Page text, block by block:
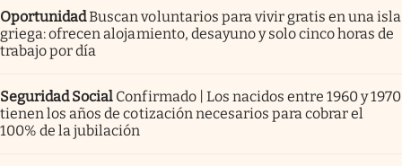
OportunidadBuscan voluntarios para vivir gratis en una isla
griega: ofrecen alojamiento, desayuno y solo cinco horas de
trabajo por día
Seguridad Social Confirmado | Los nacidos entre 1960 y 1970
tienen los años de cotización necesarios para cobrar el
100% de la jubilación